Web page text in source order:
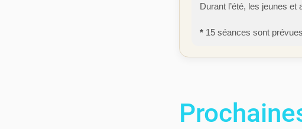
Durant l’été, les jeunes
*15 séances sont prévues